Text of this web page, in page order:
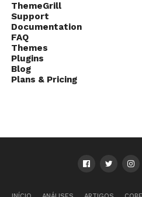
ThemeGrill
Support
Documentation
FAQ
Themes
Plugins
Blog
Plans & Pricing